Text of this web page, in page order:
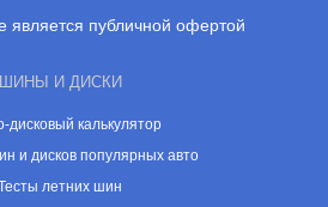
является публичной офертой
ШИНЫ И ДИСКИ
дисковый калькулятор
и дисков популярных авто
летних шин